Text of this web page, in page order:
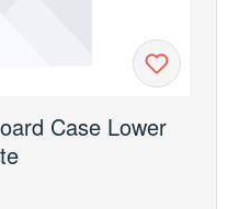
Case Lower